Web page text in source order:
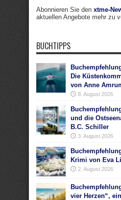
Abonnieren Sie den xtme-
aktuellen Angebote mehr zu
BUCHTIPPS
Die
von Anne
8. August 2026
und die
B.C. Schiller
3. August 2026
Krimi von Eva
2. August 2026
vier Herzen“,